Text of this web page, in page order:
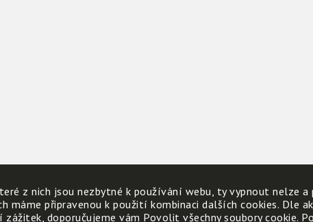
z nich jsou nezbytné k používání webu, ty vypnout nelze
máme připravenou k použití kombinaci dalších cookies. Dle
doporučujeme vám Povolit všechny soubory cookie.